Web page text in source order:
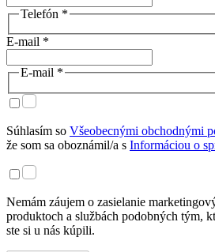
Telefón *
E-mail *
E-mail *
Súhlasím so Všeobecnými obchodnými
že som sa oboznámil/a s Informáciou o
Nemám záujem o zasielanie
produktoch a službách podobných tým,
ste si u nás kúpili.